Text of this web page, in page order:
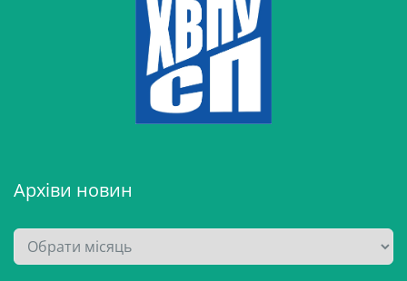
Архіви новин
А
р